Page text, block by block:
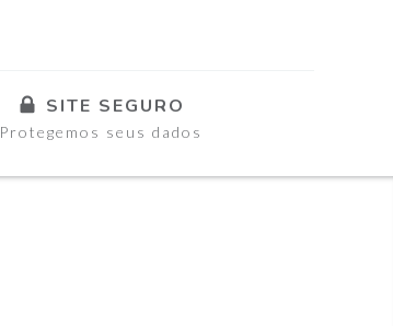
SITE SEGURO
Protegemos seus dados